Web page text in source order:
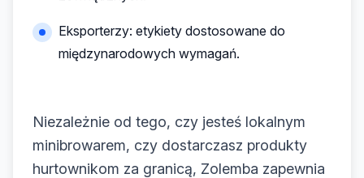
Eksporterzy: etykiety dostosowane do
międzynarodowych wymagań.
Niezależnie od tego, czy jesteś lokalnym
minibrowarem, czy dostarczasz produkty
hurtownikom za granicą, Zolemba zapewnia